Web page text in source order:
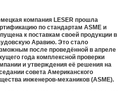
компания LESER прошла
по стандартам ASME и
к поставкам своей продукции в
Аравию. Это стало
после проведённой в апреле
года комплексной проверки
и утверждения её решения на
совета Американского
инженеров-механиков (ASME).